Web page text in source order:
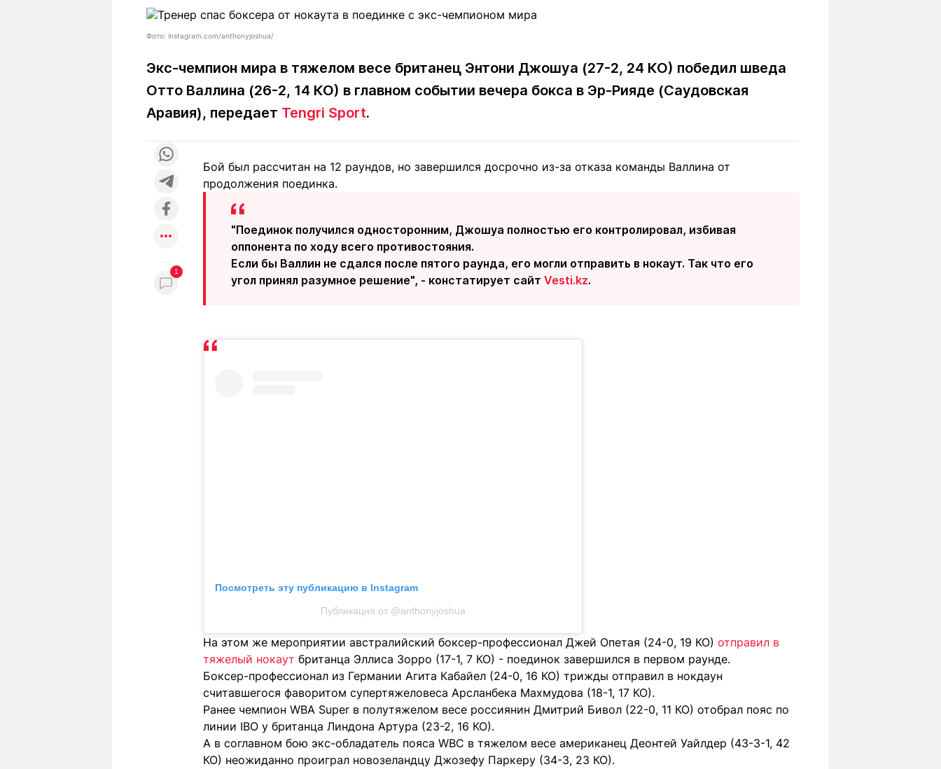
Рейтинги
Гороскопы
Рецепты
чемпионов
О проекте Контакты редакции
+7 (777) 001 44 99
Реклама
+7 (700) 3 888 188
Мы в социальных сетях
Фото: instagram.com/anthonyjoshua/
Экс-чемпион мира в тяжелом весе британец Энтони Джошуа (27-2, 24 КО) победил шведа
Отто Валлина (26-2, 14 КО) в главном событии вечера бокса в Эр-Рияде (Саудовская
Аравия), передает Tengri Sport.
1
Бой был рассчитан на 12 раундов, но завершился досрочно из-за отказа команды Валлина от
продолжения поединка.
"Поединок получился односторонним, Джошуа полностью его контролировал, избивая
оппонента по ходу всего противостояния.
Если бы Валлин не сдался после пятого раунда, его могли отправить в нокаут. Так что его
угол принял разумное решение", - констатирует сайт Vesti.kz.
Посмотреть эту публикацию в Instagram
Публикация от @anthonyjoshua
На этом же мероприятии австралийский боксер-профессионал Джей Опетая (24-0, 19 КО) отправил в
тяжелый нокаут британца Эллиса Зорро (17-1, 7 КО) - поединок завершился в первом раунде.
Боксер-профессионал из Германии Агита Кабайел (24-0, 16 КО) трижды отправил в нокдаун
считавшегося фаворитом супертяжеловеса Арсланбека Махмудова (18-1, 17 КО).
Ранее чемпион WBA Super в полутяжелом весе россиянин Дмитрий Бивол (22-0, 11 КО) отобрал пояс по
линии IBO у британца Линдона Артура (23-2, 16 КО).
А в соглавном бою экс-обладатель пояса WBC в тяжелом весе американец Деонтей Уайлдер (43-3-1, 42
КО) неожиданно проиграл новозеландцу Джозефу Паркеру (34-3, 23 КО).